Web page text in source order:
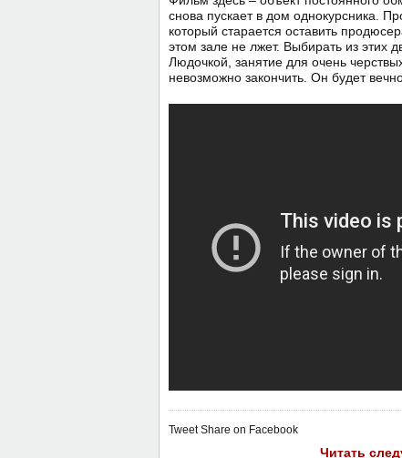
снова пускает в дом однокурсника.
который старается оставить
этом зале не лжет. Выбирать из этих
Людочкой, занятие для очень
невозможно закончить. Он будет
TweetShare on Facebook
Читать